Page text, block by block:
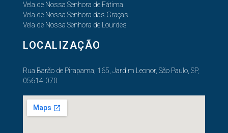
Vela de Nossa Senhora de Fátima
Vela de Nossa Senhora das Graças
Vela de Nossa Senhora de Lourdes
LOCALIZAÇÃO
Rua Barão de Pirapama, 165, Jardim Leonor, São Paulo, SP,
05614-070